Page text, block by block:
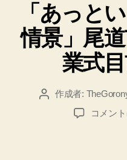
「あっと
情景」尾
業式
投 作成者:
「あ
コメン